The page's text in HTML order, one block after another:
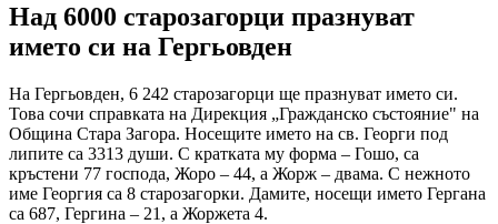
Над 6000 старозагорци празнуват
името си на Гергьовден
На Гергьовден, 6 242 старозагорци ще празнуват името си.
Това сочи справката на Дирекция „Гражданско състояние" на
Община Стара Загора. Носещите името на св. Георги под
липите са 3313 души. С кратката му форма – Гошо, са
кръстени 77 господа, Жоро – 44, а Жорж – двама. С нежното
име Георгия са 8 старозагорки. Дамите, носещи името Гергана
са 687, Гергина – 21, а Жоржета 4.